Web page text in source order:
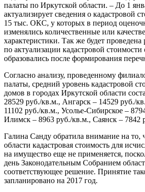
палаты по Иркутской области. – До 1
актуализирует сведения о кадастровой
15 тыс. ОКС, у которых в период
изменялись количественные или
характеристики. Так же будет проведена
по актуализации кадастровой стоимости
образовались после формирования
Согласно анализу, проведенному
палаты, средний уровень кадастровой
домов в городах Иркутской области
28529 руб./кв.м., Ангарск – 14529 руб./
11102 руб./кв.м., Усолье-Сибирское –
Илимск – 8963 руб./кв.м., Саянск – 7842
Галина Санду обратила внимание на то,
области кадастровая стоимость для
на имущество еще не применяется,
день Законодательным Собранием
соответствующее решение. Принятие
запланировано на 2017 год.